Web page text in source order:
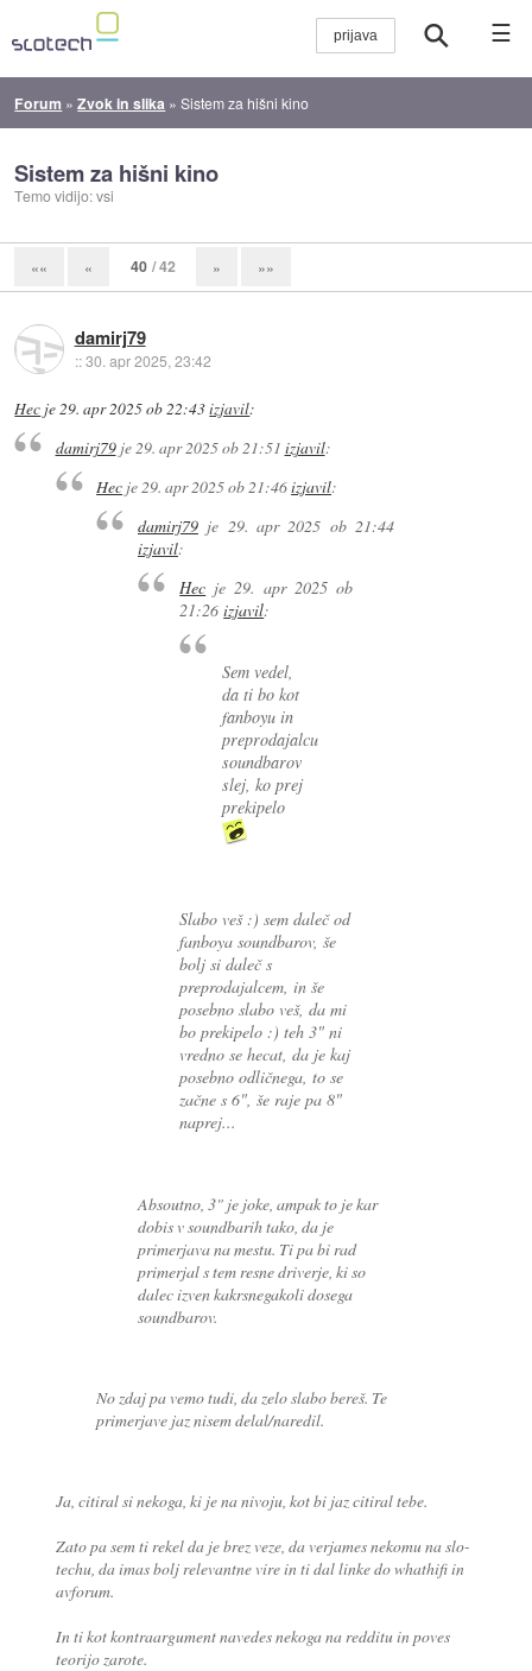
☰
Forum »Zvok in slika »Sistem za hišni kino
Sistem za hišni kino
Temo vidijo: vsi
«« « 40 / 42 » »»
damirj79
::30. apr 2025, 23:42
Hec je29. apr 2025 ob 22:43izjavil:
damirj79je29. apr 2025 ob 21:51 izjavil:
Hec je29. apr 2025 ob 21:46izjavil:
damirj79je 29. apr 2025 ob 21:44
izjavil:
Hec je 29. apr 2025 ob
21:26 izjavil:
Sem vedel,
da ti bo kot
fanboyu in
preprodajalcu
soundbarov
slej, ko prej
prekipelo
Slabo veš :) sem daleč od
fanboya soundbarov, še
bolj si daleč s
preprodajalcem, in še
posebno slabo veš, da mi
bo prekipelo :) teh 3" ni
vredno se hecat, da je kaj
posebno odličnega, to se
začne s 6", še raje pa 8"
naprej...
Absoutno, 3" je joke, ampak to je kar
dobis v soundbarih tako, da je
primerjava na mestu. Ti pa bi rad
primerjal s tem resne driverje, ki so
dalec izven kakrsnegakoli dosega
soundbarov.
No zdaj pa vemo tudi, da zelo slabo bereš. Te
primerjave jaz nisem delal/naredil.
Ja, citiral si nekoga, ki je na nivoju, kot bi jaz citiral tebe.
Zato pa sem ti rekel da je brez veze, da verjames nekomu na slo-
techu, da imas bolj relevantne vire in ti dal linke do whathifi in
avforum.
In ti kot kontraargument navedes nekoga na redditu in poves
teorijo zarote.